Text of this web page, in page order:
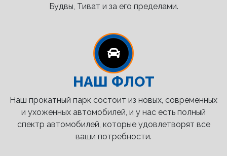
Будвы, Тиват и за его пределами.
НАШ ФЛОТ
Наш прокатный парк состоит из новых, современных
и ухоженных автомобилей, и у нас есть полный
спектр автомобилей, которые удовлетворят все
ваши потребности.